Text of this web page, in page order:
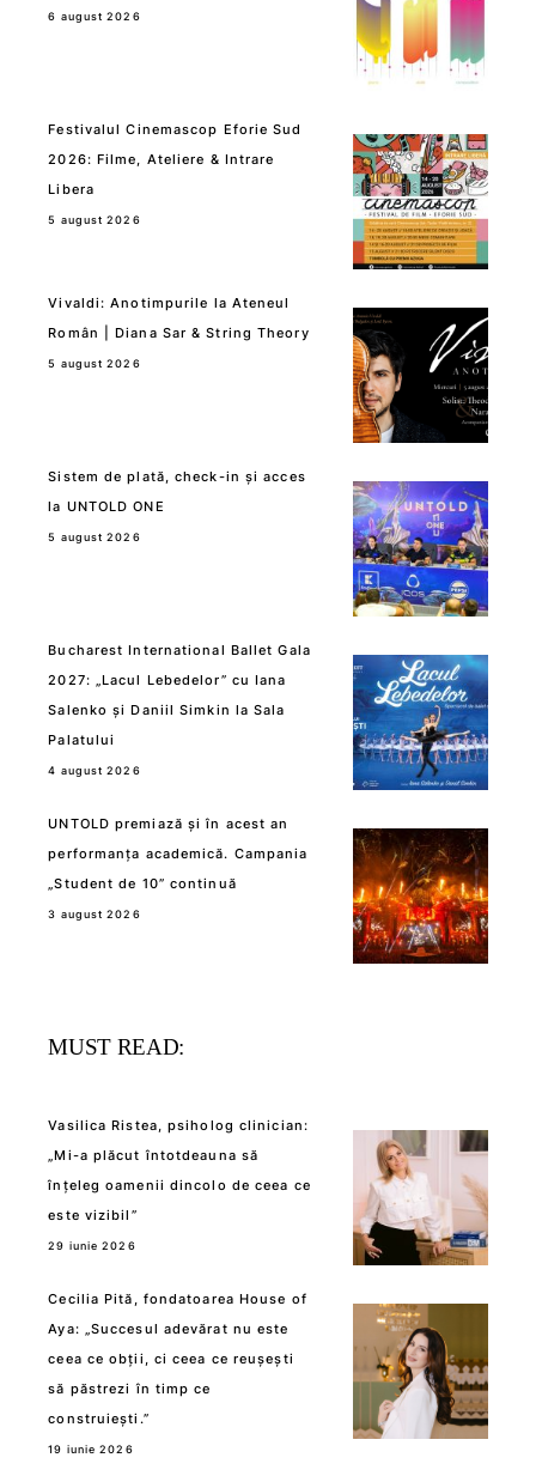
6 august 2026
Festivalul Cinemascop Eforie Sud
2026: Filme, Ateliere & Intrare
Libera
5 august 2026
Vivaldi: Anotimpurile la Ateneul
Român | Diana Sar & String Theory
5 august 2026
Sistem de plată, check-in și acces
la UNTOLD ONE
5 august 2026
Bucharest International Ballet Gala
2027: „Lacul Lebedelor” cu Iana
Salenko și Daniil Simkin la Sala
Palatului
4 august 2026
UNTOLD premiază și în acest an
performanța academică. Campania
„Student de 10” continuă
3 august 2026
MUST READ:
Vasilica Ristea, psiholog clinician:
„Mi-a plăcut întotdeauna să
înțeleg oamenii dincolo de ceea ce
este vizibil”
29 iunie 2026
Cecilia Pită, fondatoarea House of
Aya: „Succesul adevărat nu este
ceea ce obții, ci ceea ce reușești
să păstrezi în timp ce
construiești.”
19 iunie 2026